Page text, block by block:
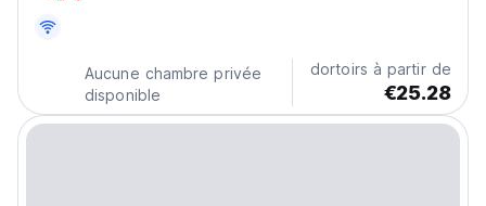
Aucune chambre privée
disponible
dortoirs à partir de
€25.28